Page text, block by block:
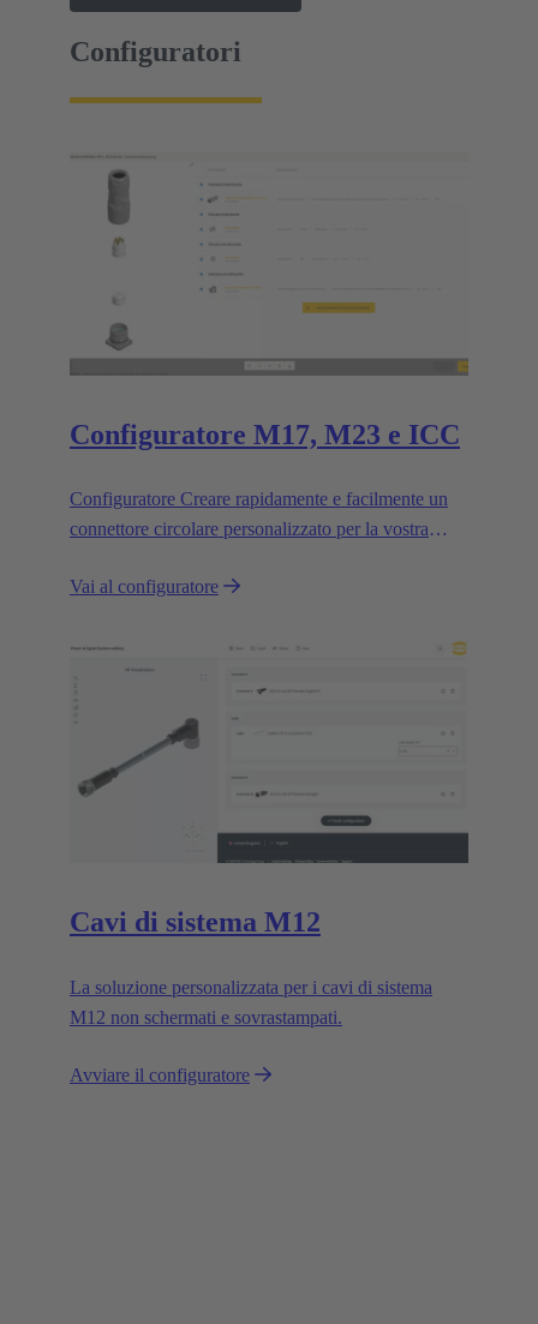
Configuratori
Configuratore M17, M23 e ICC
Configuratore Creare rapidamente e facilmente un
connettore circolare personalizzato per la vostra
Vai al configuratore
Cavi di sistema M12
La soluzione personalizzata per i cavi di sistema
M12 non schermati e sovrastampati.
Avviare il configuratore